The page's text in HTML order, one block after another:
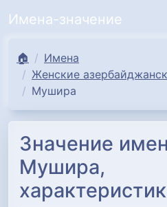
Имена-значение
🏠
Имена
Женские
Мушира
Значение
Мушира,